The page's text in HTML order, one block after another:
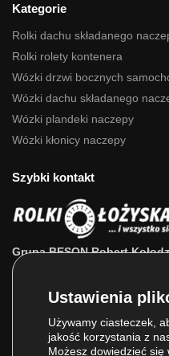
Kategorie
Rolki dachu składanego
Rolki rolety kontenera
Wózki drzwi bocznych
Wózki dachu składanego
Wózki plandeki naczepy
Wózki kłonicy naczepy
Szybki kontakt
Grupa BESON Robert
ul. Powstańców Wlkp. 63a
E-mail:sklep@rolkilozyska.pl
Używamy ciasteczek,
jakość korzystania z
Możesz dowiedzieć się